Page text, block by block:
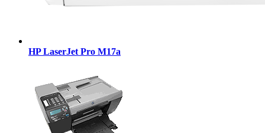
HP LaserJet Pro M17a